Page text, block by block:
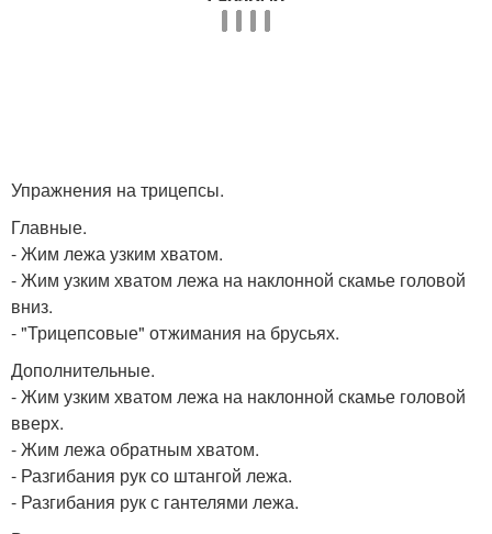
Упражнения на трицепсы.
Главные.
- Жим лежа узким хватом.
- Жим узким хватом лежа на наклонной скамье головой
вниз.
- "Трицепсовые" отжимания на брусьях.
Дополнительные.
- Жим узким хватом лежа на наклонной скамье головой
вверх.
- Жим лежа обратным хватом.
- Разгибания рук со штангой лежа.
- Разгибания рук с гантелями лежа.